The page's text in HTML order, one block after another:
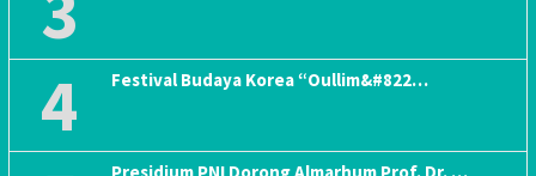
4 Festival Budaya Korea “Oullim&#822…